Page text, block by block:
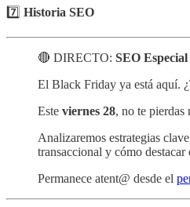
7️⃣ Historia SEO
🔴 DIRECTO: SEO
El Black Friday ya está aquí.
Este viernes 28, no te pierdas
Analizaremos estrategias
transaccional y cómo
Permanece atent@ desde el